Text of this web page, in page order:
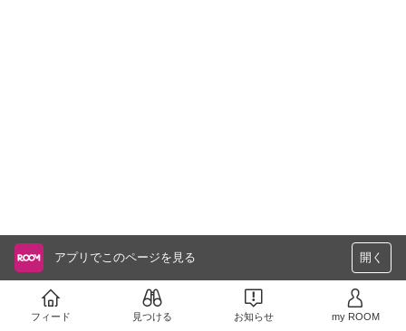
アプリでこのページを見る 開く
フィード 見つける お知らせ my ROOM